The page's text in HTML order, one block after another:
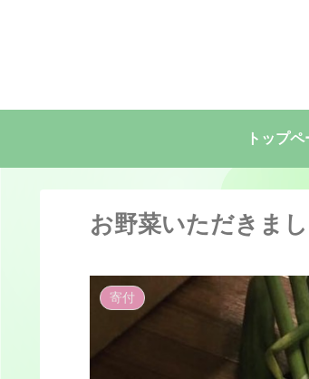
トップ
お野菜いただきま
寄付